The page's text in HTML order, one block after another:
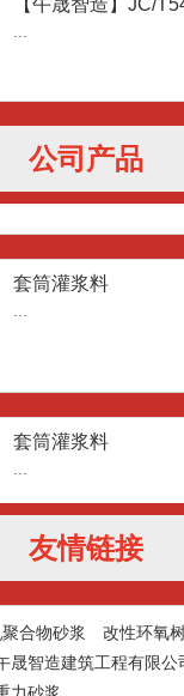
【午晟智造】JC/
...
公司产品
套筒灌浆料
套筒灌浆料
友情链接
合物砂浆 改性环氧
晟智造建筑工程有限公